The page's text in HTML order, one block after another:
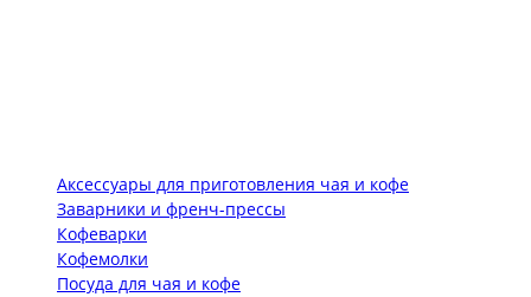
Аксессуары для приготовления чая и кофе
Заварники и френч-прессы
Кофеварки
Кофемолки
Посуда для чая и кофе